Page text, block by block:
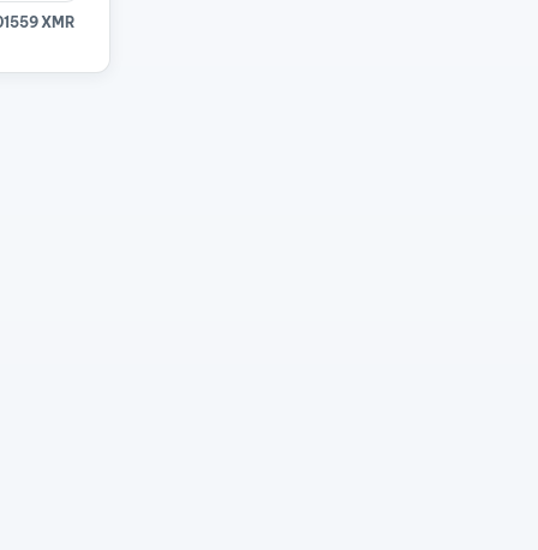
XMR